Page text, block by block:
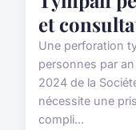
et
Une perforation
personnes par
2024 de la
nécessite une
compli...